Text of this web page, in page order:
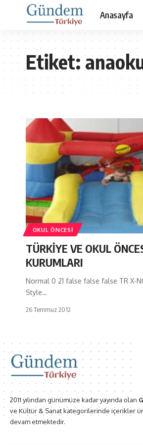
Anasayfa
Etiket:
OKUL ÖNCESI
TÜRKİYE VE OKUL
KURUMLARI
Normal 0 21 false false false TR X-
Style…
26 Temmuz 2012
2011 yılından günümüze kadar yayında olan
ve Kültür & Sanat kategorilerinde içerikler
devam etmektedir.